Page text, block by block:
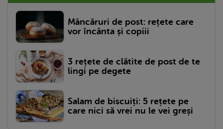
Mâncăruri de post: rețete care
vor încânta și copiii
3 rețete de clătite de post de te
lingi pe degete
Salam de biscuiți: 5 rețete pe
care nici să vrei nu le vei greși